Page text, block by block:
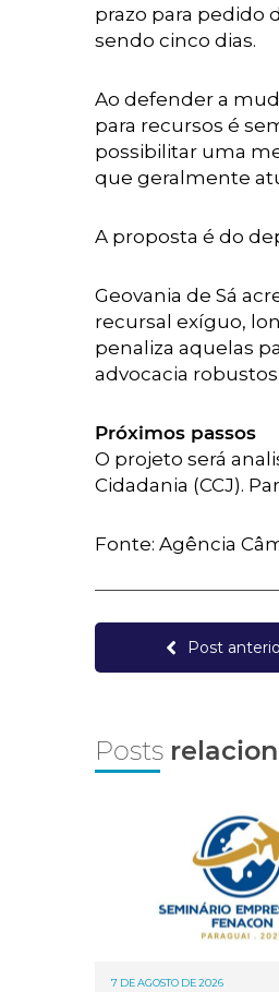
prazo para pedido
sendo cinco dias.
Ao defender a
para recursos é
possibilitar uma
que geralmente
A proposta é do
Geovania de Sá
recursal exíguo,
penaliza aquelas
advocacia
Próximos passos
O projeto será
Cidadania (CCJ).
Fonte: Agência
Post
Posts
7 DE AGOSTO DE 2026